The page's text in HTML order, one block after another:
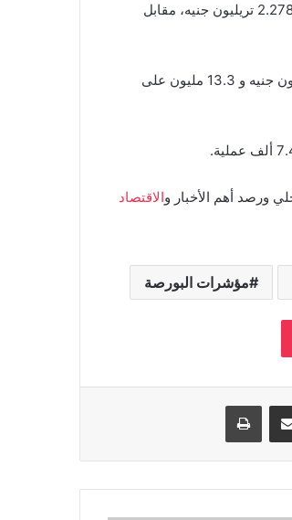
وسجل رأس المال السوقي للأسهم المقيدة بالبورصة المصرية في مستهل التعاملات 2.278 تريليون جنيه، مقابل
وفي حين توجه المستثمرون المصريين والأجانب نحو البيع بصافي قيمة بلغت 303 مليون جنيه و 13.3 مليون على
ورصد أهم الأخبار والاقتصاد
مؤشرات البورصة
مشاركة عبر البريد طباعة